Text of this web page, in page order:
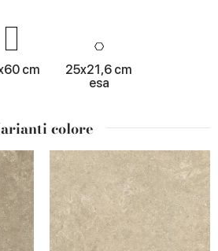
cm
25x21,6 cm
esa
colore